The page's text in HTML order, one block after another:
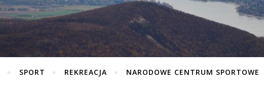
SPORT REKREACJA NARODOWE CENTRUM SPORTOWE